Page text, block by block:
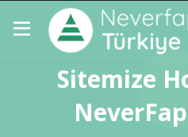
Sitemize